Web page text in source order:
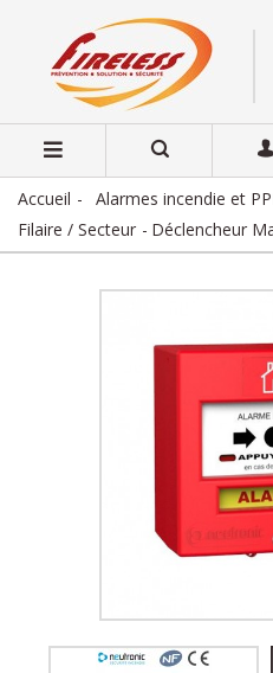
Accueil Alarmes incendie et
Filaire / Secteur
Déclencheur